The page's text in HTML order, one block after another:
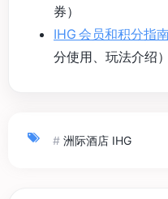
券）
IHG 会员和积分指
分使用、玩法介绍）
# 洲际酒店 IHG